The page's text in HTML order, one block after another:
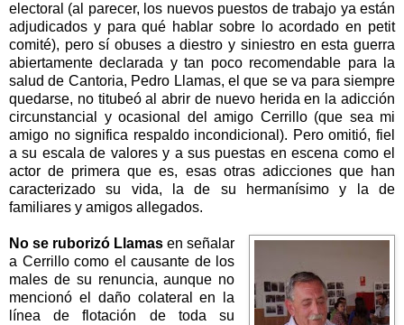
electoral (al parecer, los nuevos puestos de trabajo ya están
adjudicados y para qué hablar sobre lo acordado en petit
comité), pero sí obuses a diestro y siniestro en esta guerra
abiertamente declarada y tan poco recomendable para la
salud de Cantoria, Pedro Llamas, el que se va para siempre
quedarse, no titubeó al abrir de nuevo herida en la adicción
circunstancial y ocasional del amigo Cerrillo (que sea mi
amigo no significa respaldo incondicional). Pero omitió, fiel
a su escala de valores y a sus puestas en escena como el
actor de primera que es, esas otras adicciones que han
caracterizado su vida, la de su hermanísimo y la de
familiares y amigos allegados.
No se ruborizó Llamas en señalar
a Cerrillo como el causante de los
males de su renuncia, aunque no
mencionó el daño colateral en la
línea de flotación de toda su